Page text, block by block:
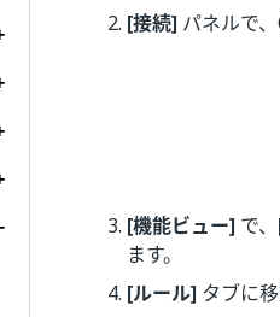
[接続] パネルで
[機能ビュー] で、
ます。
[ルール] タブに移